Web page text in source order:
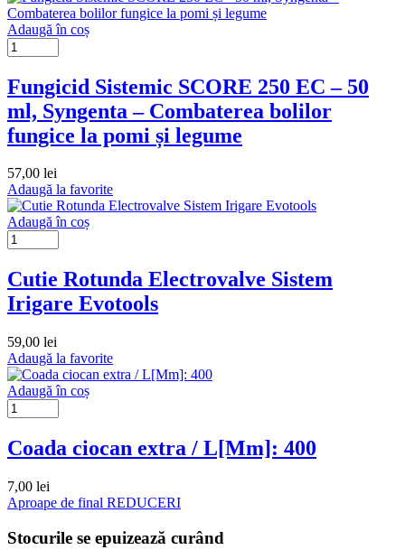
Adaugă în coș
Fungicid Sistemic SCORE 250 EC – 50
ml, Syngenta – Combaterea bolilor
fungice la pomi și legume
57,00 lei
Adaugă la favorite
Adaugă în coș
Cutie Rotunda Electrovalve Sistem
Irigare Evotools
59,00 lei
Adaugă la favorite
Adaugă în coș
Coada ciocan extra / L[Mm]: 400
7,00 lei
Aproape de final REDUCERI
Stocurile se epuizează curând